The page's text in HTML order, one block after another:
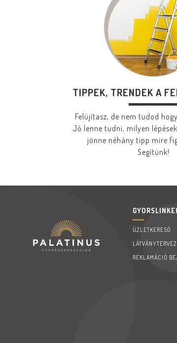
TIPPEK, TRENDEK A
Felújítasz, de nem tudod
Jó lenne tudni, milyen
jönne néhány tipp mire
Segítünk!
ÜZLETKERESŐ
REKLAMÁCIÓ